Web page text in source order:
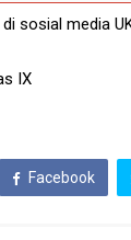
sosial media
IX
Facebook